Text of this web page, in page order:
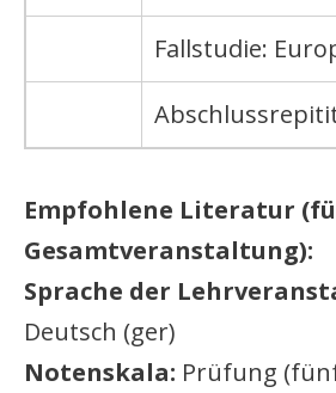
Fallstudie:
Empfohlene Literatur
Gesamtveranstaltung):
Sprache der
Deutsch (ger)
Notenskala: Prüfung